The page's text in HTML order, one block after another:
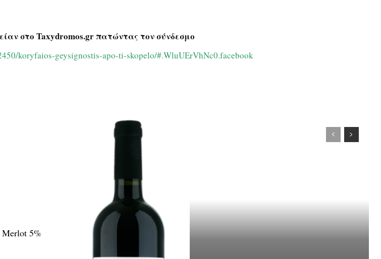
στο Taxydromos.gr πατώντας τον σύνδεσμο
koryfaios-geysignostis-apo-ti-skopelo/#.WluUErVhNc0.facebook
Merlot 5%